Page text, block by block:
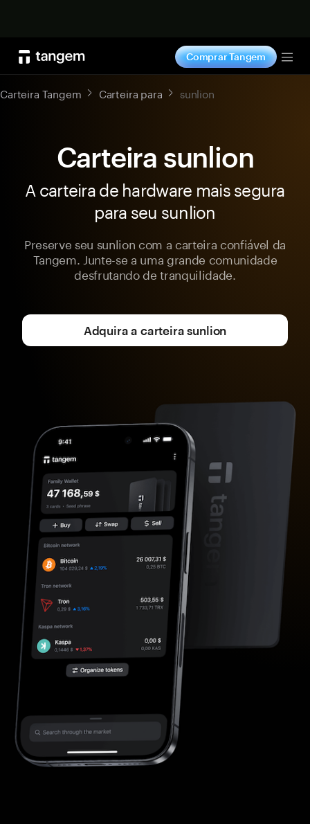
Comprar Tangem
Carteira Tangem Carteira para sunlion
Carteira sunlion
A carteira de hardware mais segura
para seu sunlion
Preserve seu sunlion com a carteira confiável da
Tangem. Junte-se a uma grande comunidade
desfrutando de tranquilidade.
Adquira a carteira sunlion